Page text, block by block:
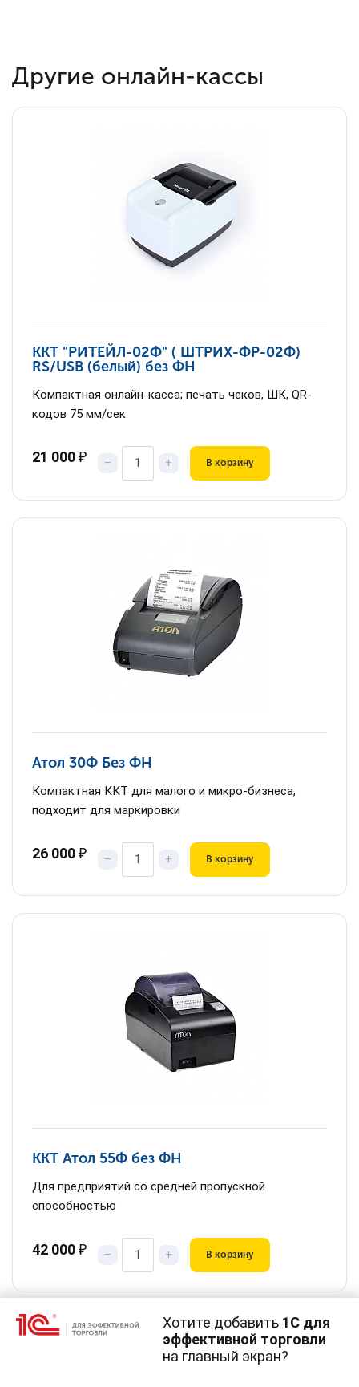
Другие онлайн-кассы
ККТ "РИТЕЙЛ-02Ф" ( ШТРИХ-ФР-02Ф)
RS/USB (белый) без ФН
Компактная онлайн-касса; печать чеков, ШК, QR-
кодов 75 мм/сек
21 000₽ – + В корзину
Атол 30Ф Без ФН
Компактная ККТ для малого и микро-бизнеса,
подходит для маркировки
26 000₽ – + В корзину
ККТ Атол 55Ф без ФН
Для предприятий со средней пропускной
способностью
42 000₽ – + В корзину
cookie-файлы (файлы с данными о прошлых
Хотите добавить 1С для
эффективной торговли
на главный экран?